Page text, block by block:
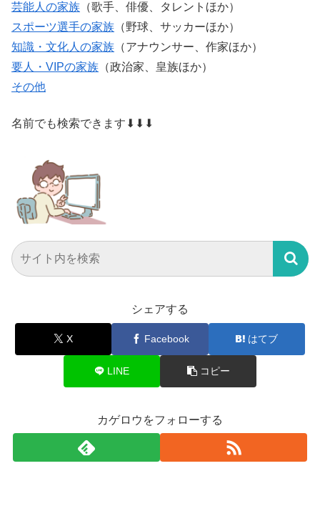
芸能人の家族 （歌手、俳優、タレントほか）
スポーツ選手の家族 （野球、サッカーほか）
知識・文化人の家族 （アナウンサー、作家ほか）
要人・VIPの家族 （政治家、皇族ほか）
その他
名前でも検索できます⬇⬇⬇
シェアする
X Facebook はてブ
LINE コピー
カゲロウをフォローする